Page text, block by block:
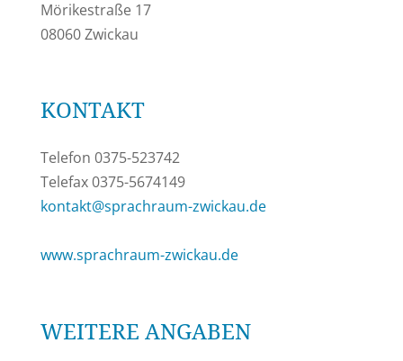
Mörikestraße 17
08060 Zwickau
KONTAKT
Telefon 0375-523742
Telefax 0375-5674149
kontakt@sprachraum-zwickau.de
www.sprachraum-zwickau.de
WEITERE ANGABEN